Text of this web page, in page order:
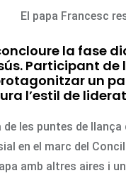
El papa Francesc
la fase
Participant
un
l’estil de
de les puntes de
en el marc del
amb altres aires i